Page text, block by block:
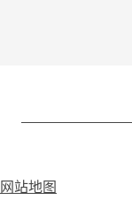
网站地图